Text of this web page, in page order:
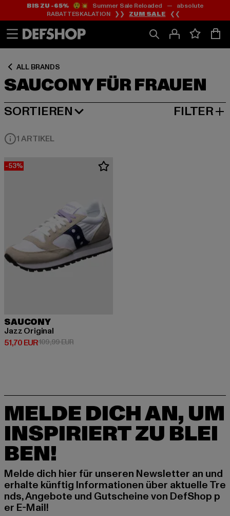
Zum
Inhalt
springen
Zum
Fußzeile
springen
BIS ZU -65%😲💥 Summer Sale Reloaded — absolute
RABATTESKALATION ❯❯ ZUM SALE ❮❮
ALL BRANDS
SAUCONY FÜR FRAUEN
Zum
Produktraster
springen
SORTIEREN
BELIEBTESTE FILTER
1 ARTIKEL
-53%
SAUCONY
Jazz Original
51,70 EUR
Derzeitiger Preis: 51,70 EUR
109,99 EURAktionspreis: 109,99 EUR
MELDE DICH AN, UM
INSPIRIERT ZU BLEI
BEN!
Melde dich hier für unseren Newsletter an und
erhalte künftig Informationen über aktuelle Tre
nds, Angebote und Gutscheine von DefShop p
er E-Mail!